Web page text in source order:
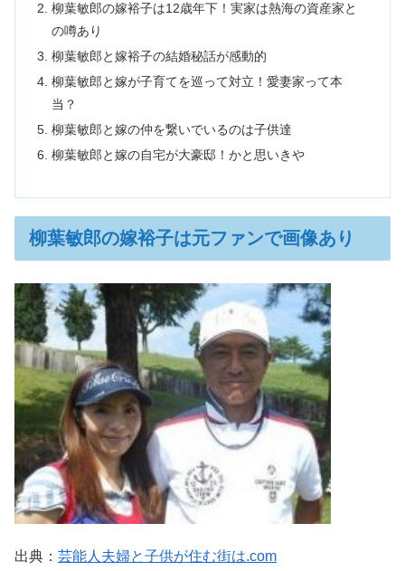
柳葉敏郎の嫁裕子は12歳年下！実家は熱海の資産家と
の噂あり
柳葉敏郎と嫁裕子の結婚秘話が感動的
柳葉敏郎と嫁が子育てを巡って対立！愛妻家って本
当？
柳葉敏郎と嫁の仲を繋いでいるのは子供達
柳葉敏郎と嫁の自宅が大豪邸！かと思いきや
柳葉敏郎の嫁裕子は元ファンで画像あり
出典： 芸能人夫婦と子供が住む街は.com